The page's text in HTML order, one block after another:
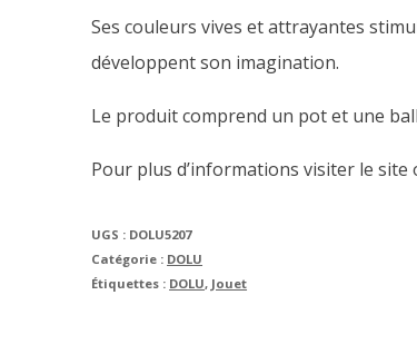
Ses couleurs vives et attrayantes
développent son imagination.
Le produit comprend un pot et une
Pour plus d’informations visiter le site
UGS : DOLU5207
Catégorie : DOLU
Étiquettes : DOLU, Jouet